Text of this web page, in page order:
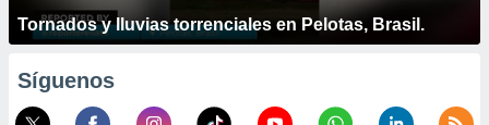
Tornados y lluvias torrenciales en Pelotas, Brasil.
Síguenos